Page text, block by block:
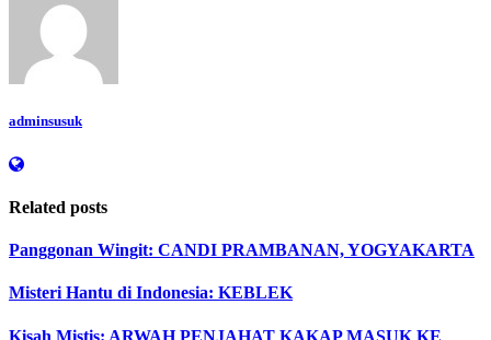
adminsusuk
Related posts
Panggonan Wingit: CANDI PRAMBANAN, YOGYAKARTA
Misteri Hantu di Indonesia: KEBLEK
Kisah Mistis: ARWAH PENJAHAT KAKAP MASUK KE